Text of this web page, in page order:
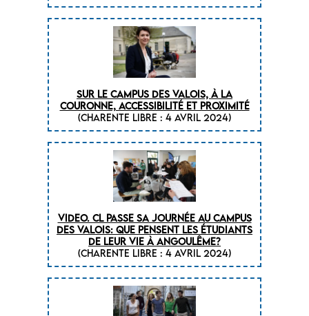
SUR LE CAMPUS DES VALOIS, À LA
COURONNE, ACCESSIBILITÉ ET PROXIMITÉ
(CHARENTE LIBRE : 4 Avril 2024)
VIDEO. CL PASSE SA JOURNÉE AU CAMPUS
DES VALOIS: QUE PENSENT LES ÉTUDIANTS
DE LEUR VIE À ANGOULÊME?
(CHARENTE LIBRE : 4 Avril 2024)